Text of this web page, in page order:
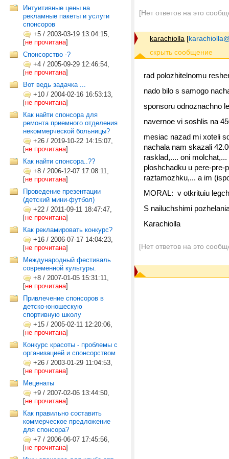
Интуитивные цены на
рекламные пакеты и услуги
спонсоров
+5 / 2003-03-19 13:04:15,
[не прочитана]
Cпонсорство -?
+4 / 2005-09-29 12:46:54,
[не прочитана]
Вот ведь задачка ...
+10 / 2004-02-16 16:53:13,
[не прочитана]
Как найти спонсора для
ремонта приемного отделения
некоммерческой больницы?
+26 / 2019-10-22 14:15:07,
[не прочитана]
Как найти спонсора..??
+8 / 2006-12-07 17:08:11,
[не прочитана]
Проведение презентации
(детский мини-футбол)
+22 / 2011-09-11 18:47:47,
[не прочитана]
Как рекламировать конкурс?
+16 / 2006-07-17 14:04:23,
[не прочитана]
Международный фестиваль
современной культуры.
+8 / 2007-01-05 15:31:11,
[не прочитана]
Привлечение спонсоров в
детско-юношескую
спортивную школу
+15 / 2005-02-11 12:20:06,
[не прочитана]
Конкурс красоты - проблемы с
организацией и спонсорством
+26 / 2003-01-29 11:04:53,
[не прочитана]
Меценаты
+9 / 2007-02-06 13:44:50,
[не прочитана]
Как правильно составить
коммерческое предложение
для спонсора?
+7 / 2006-06-07 17:45:56,
[не прочитана]
[Нет ответов на это
karachiolla [
rad polozhitelnomu
nado bilo s samogo
sponsoru odnoznachno
navernoe vi soshlis na
mesiac nazad mi xoteli
nachala nam skazali
rasklad,.... oni
ploshchadku u pere-
raztamozhku,... a im
MORAL: v otkrituiu
S nailuchshimi
Karachiolla
[Нет ответов на это